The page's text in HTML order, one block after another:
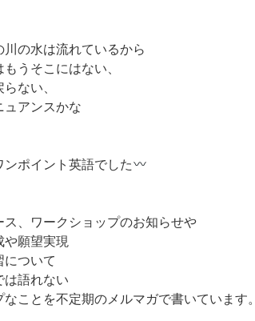
川の水は流れているから
うそこにはない、
ない、
ュアンスかな
ンポイント英語でした
ス、ワークショップのお知らせや
や願望実現
について
は語れない
なことを不定期のメルマガで書いています。